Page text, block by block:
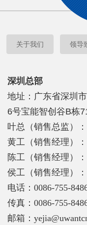
关于我们 领导
深圳总部
地址：广东省深圳
6号宝能智创谷B栋
叶总（销售总监）：
黄工（销售经理）：
陈工（销售经理）：
侯工（销售经理）：
电话：0086-755-
传真：0086-755-
邮箱：yejia